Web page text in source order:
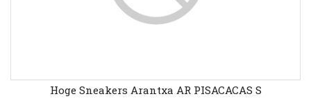
Hoge Sneakers Arantxa AR PISACACAS S